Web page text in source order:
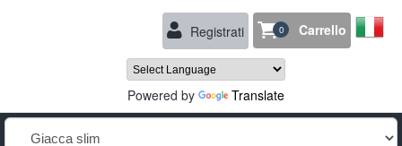
Registrati 0 Carrello
Powered by Translate